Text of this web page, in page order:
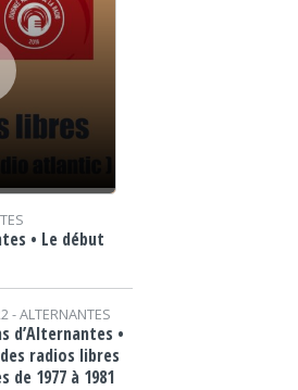
• Le début
-ALTERNANTES
d’Alternantes •
radios libres
de 1977 à 1981